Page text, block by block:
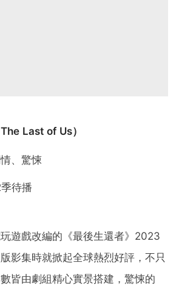
Last of Us）
、驚悚
待播
遊戲改編的《最後生還者》2023
影集時就掀起全球熱烈好評，不只
皆由劇組精心實景搭建，驚悚的